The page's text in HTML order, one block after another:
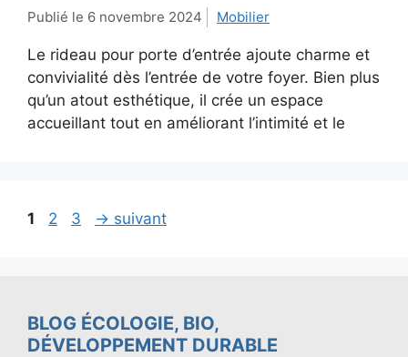
6 novembre 2024 Mobilier
Le rideau pour porte d’entrée ajoute charme et
convivialité dès l’entrée de votre foyer. Bien plus
qu’un atout esthétique, il crée un espace
accueillant tout en améliorant l’intimité et le
Page
1 Page
2 Page
3 → suivant
BLOG ÉCOLOGIE, BIO,
DÉVELOPPEMENT DURABLE